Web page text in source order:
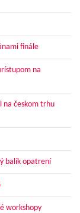
finále
na
na českom trhu
balík opatrení
workshopy